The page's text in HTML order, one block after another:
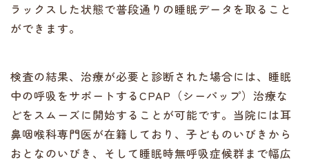
ラックスした状態で普段通りの睡眠データを取ること
ができます。
検査の結果、治療が必要と診断された場合には、睡眠
中の呼吸をサポートするCPAP（シーパップ）治療な
どをスムーズに開始することが可能です。当院には耳
鼻咽喉科専門医が在籍しており、子どものいびきから
おとなのいびき、そして睡眠時無呼吸症候群まで幅広